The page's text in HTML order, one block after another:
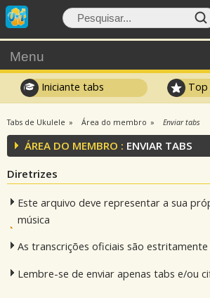
Menu
Iniciante tabs Top
Tabs de Ukulele Área do membro Enviar tabs
ÁREA DO MEMBRO : ENVIAR TABS
Diretrizes
Este arquivo deve representar a sua
música
As transcrições oficiais são
Lembre-se de enviar apenas tabs e/ou